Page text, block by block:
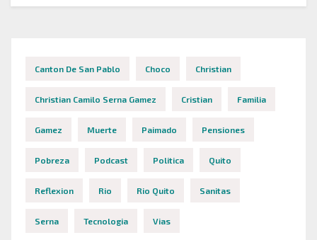
Canton De San Pablo Choco Christian
Christian Camilo Serna Gamez Cristian Familia
Gamez Muerte Paimado Pensiones
Pobreza Podcast Politica Quito
Reflexion Rio Rio Quito Sanitas
Serna Tecnologia Vias